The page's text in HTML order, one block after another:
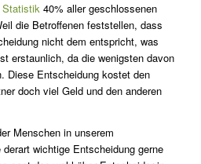
Statistik 40% aller geschlossenen
die Betroffenen feststellen, dass
nicht dem entspricht, was
erstaunlich, da die wenigsten davon
Diese Entscheidung kostet den
doch viel Geld und den anderen
Menschen in unserem
wichtige Entscheidung gerne